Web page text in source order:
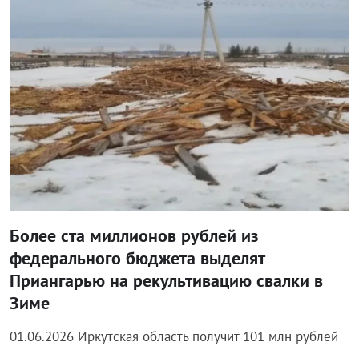
Более ста миллионов рублей из
федерального бюджета выделят
Приангарью на рекультивацию свалки в
Зиме
01.06.2026 Иркутская область получит 101 млн рублей